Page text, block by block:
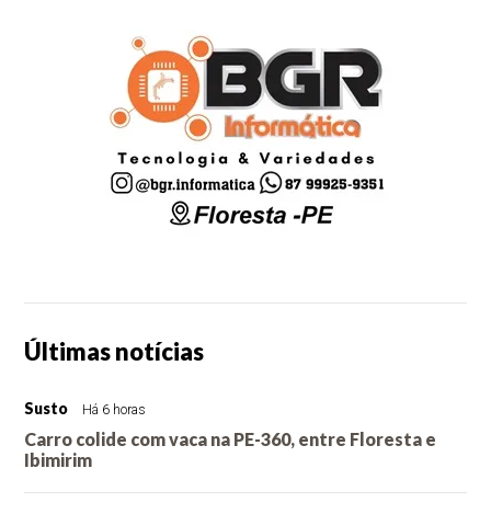
Últimas notícias
Susto Há 6 horas
Carro colide com vaca na PE-360, entre Floresta e
Ibimirim